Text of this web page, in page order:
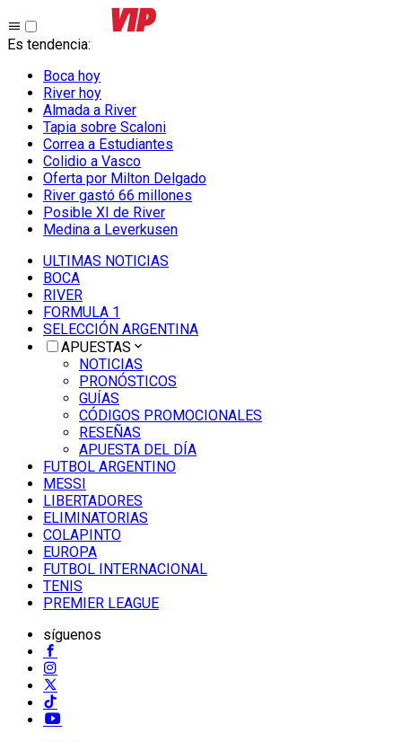
Es tendencia:
Boca hoy
River hoy
Almada a River
Tapia sobre Scaloni
Correa a Estudiantes
Colidio a Vasco
Oferta por Milton Delgado
River gastó 66 millones
Posible XI de River
Medina a Leverkusen
ULTIMAS NOTICIAS
BOCA
RIVER
FORMULA 1
SELECCIÓN ARGENTINA
APUESTAS
NOTICIAS
PRONÓSTICOS
GUÍAS
CÓDIGOS PROMOCIONALES
RESEÑAS
APUESTA DEL DÍA
FUTBOL ARGENTINO
MESSI
LIBERTADORES
ELIMINATORIAS
COLAPINTO
EUROPA
FUTBOL INTERNACIONAL
TENIS
PREMIER LEAGUE
síguenos